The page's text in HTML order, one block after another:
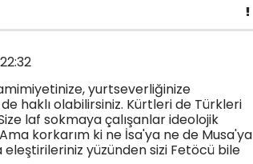
yurtseverliğinize
haklı olabilirsiniz. Kürtleri de Türkleri
laf sokmaya çalışanlar ideolojik
korkarım ki ne İsa'ya ne de Musa'ya
yüzünden sizi Fetöcü bile